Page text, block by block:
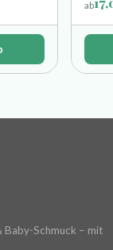
ab
Baby-Schmuck – mit